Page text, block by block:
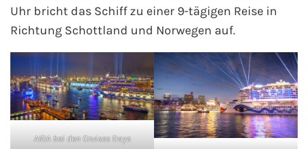
Phoenix Reisen Flusskreuzfahrten
Last Minute Flusskreuzfahrten
Uhr bricht das Schiff zu einer 9-tägigen Reise in
Richtung Schottland und Norwegen auf.
AIDA bei den Cruises Days